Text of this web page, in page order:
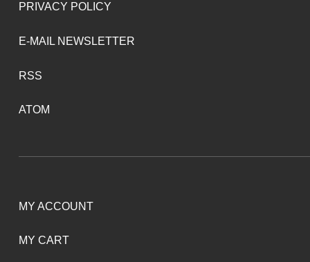
PRIVACY POLICY
E-MAIL NEWSLETTER
RSS
ATOM
MY ACCOUNT
MY CART